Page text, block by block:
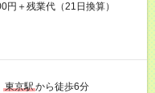
＋残業代（21日換算）
東京駅から徒歩6分